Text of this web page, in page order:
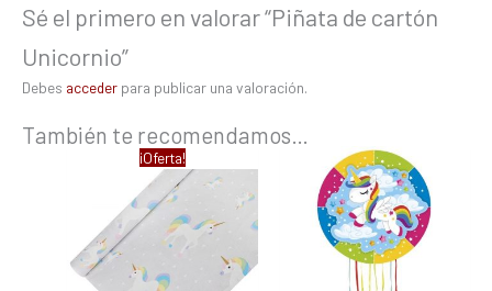
Sé el primero en valorar “Piñata de cartón
Unicornio”
Debes acceder para publicar una valoración.
También te recomendamos…
¡Oferta!
El
precio
original
era:
7,62 €.
precio
actual
es:
6,04 €.